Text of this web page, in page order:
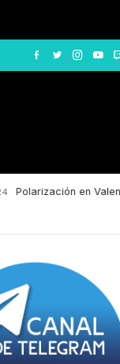
en Valencia: